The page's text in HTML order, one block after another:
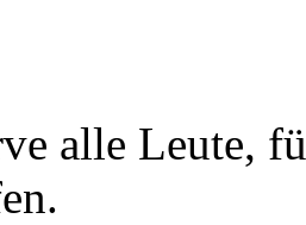
alle Leute,